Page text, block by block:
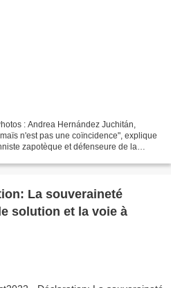
: Andrea Hernández Juchitán,
n'est pas une coïncidence", explique
zapotèque et défenseure de la
La souveraineté
solution et la voie à